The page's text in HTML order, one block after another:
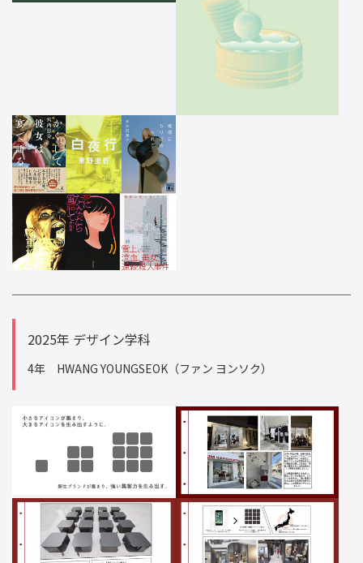
2025年 デザイン学科
4年 HWANG YOUNGSEOK（ファン ヨンソク）